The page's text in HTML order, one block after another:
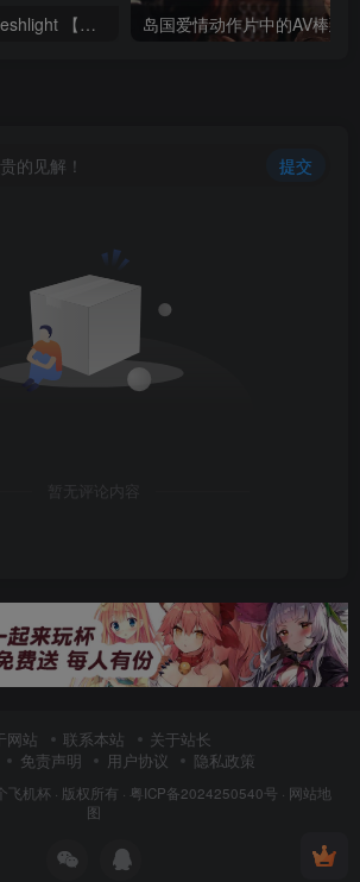
美国名器飞机杯Fleshlight 【Quickshot-Vantage 双头飞机杯】完全评测
的见解！ 提交
暂无评论内容
网站 联系本站
关于站长
免责声明 用户协议 隐私政策
飞机杯 · 版权所有 · 粤ICP备2024250540号 · 网站地
图